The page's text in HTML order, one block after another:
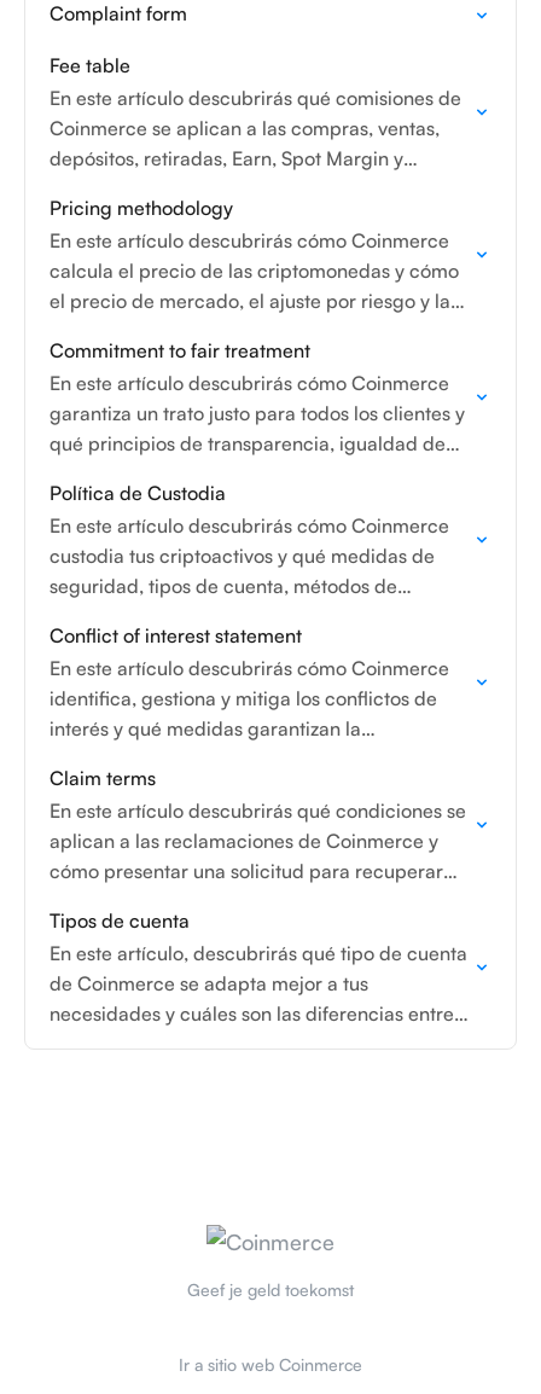
tu inversión.
Complaint form
Fee table
En este artículo descubrirás qué comisiones de
Coinmerce se aplican a las compras, ventas,
depósitos, retiradas, Earn, Spot Margin y
costes antes de…
Pricing methodology
En este artículo descubrirás cómo Coinmerce
calcula el precio de las criptomonedas y cómo
el precio de mercado, el ajuste por riesgo y las
precio…
Commitment to fair treatment
En este artículo descubrirás cómo Coinmerce
garantiza un trato justo para todos los clientes y
qué principios de transparencia, igualdad de
cliente se aplican.
Política de Custodia
En este artículo descubrirás cómo Coinmerce
custodia tus criptoactivos y qué medidas de
seguridad, tipos de cuenta, métodos de
se utilizan para proteger tus fondos.
Conflict of interest statement
En este artículo descubrirás cómo Coinmerce
identifica, gestiona y mitiga los conflictos de
interés y qué medidas garantizan la
protección de los…
Claim terms
En este artículo descubrirás qué condiciones se
aplican a las reclamaciones de Coinmerce y
cómo presentar una solicitud para recuperar
necesitas y cuándo puede realizarse…
Tipos de cuenta
En este artículo, descubrirás qué tipo de cuenta
de Coinmerce se adapta mejor a tus
necesidades y cuáles son las diferencias entre
una cuenta de Custody y una cuenta de…
Geef je geld toekomst
Ir a sitio web Coinmerce